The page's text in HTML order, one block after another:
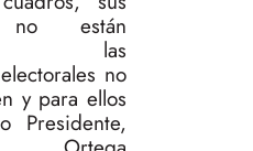
no están
las
no
y para ellos
Presidente,